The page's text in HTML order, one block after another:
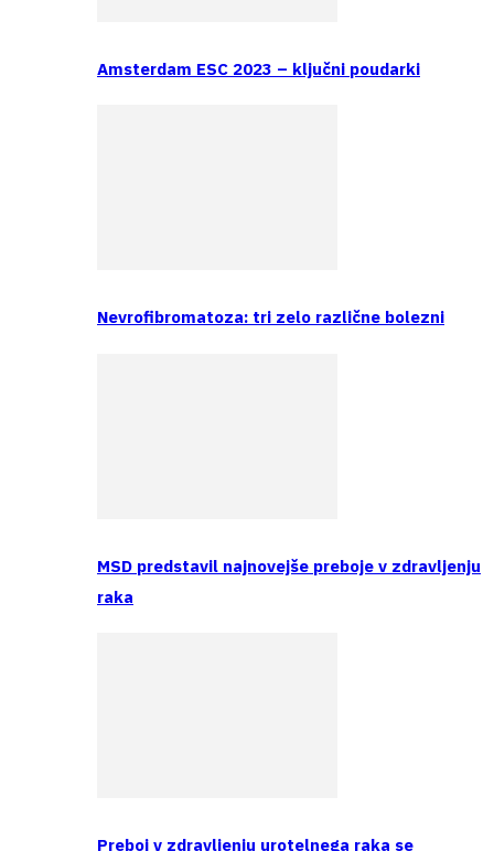
Amsterdam ESC 2023 – ključni poudarki
Nevrofibromatoza: tri zelo različne bolezni
MSD predstavil najnovejše preboje v zdravljenju
raka
Preboj v zdravljenju urotelnega raka se